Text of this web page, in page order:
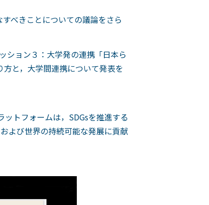
べきことについての議論をさら
ション３：大学発の連携「日本ら
と，大学間連携について発表を
トフォームは，SDGsを推進する
よび世界の持続可能な発展に貢献